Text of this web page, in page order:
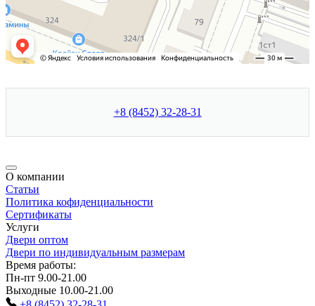
+8 (8452) 32-28-31
О компании
Статьи
Политика кофиденциальности
Сертификаты
Услуги
Двери оптом
Двери по индивидуальным размерам
Время работы:
Пн-пт 9.00-21.00
Выходные 10.00-21.00